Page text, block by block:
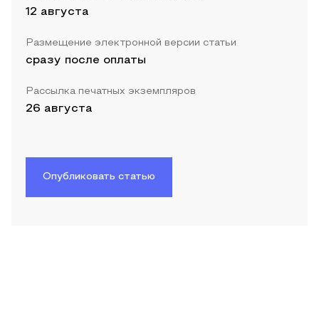
12 августа
Размещение электронной версии статьи
сразу после оплаты
Рассылка печатных экземпляров
26 августа
Опубликовать статью